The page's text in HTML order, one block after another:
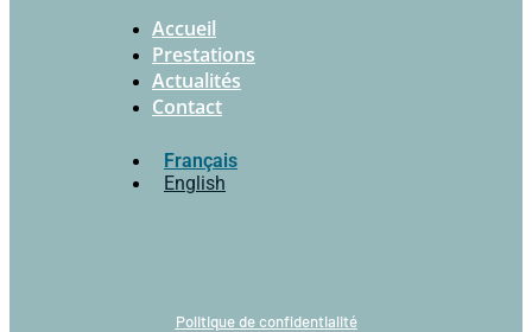
Accueil
Prestations
Actualités
Contact
Français
English
Politique de confidentialité